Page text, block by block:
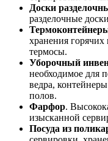
Доски
разделочные
хранения
термосы.
Уборочный
необходимое для
ведра,
полов.
Фарфор.
изысканной
Посуда из